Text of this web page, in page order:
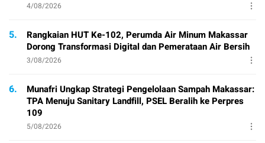
4/08/2026
5.
Rangkaian HUT Ke-102, Perumda Air Minum Makassar
Dorong Transformasi Digital dan Pemerataan Air Bersih
3/08/2026
6.
Munafri Ungkap Strategi Pengelolaan Sampah Makassar:
TPA Menuju Sanitary Landfill, PSEL Beralih ke Perpres
109
5/08/2026